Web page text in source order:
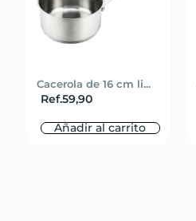
Cacerola de 16 cm li...
Ref.59,90
Añadir al carrito